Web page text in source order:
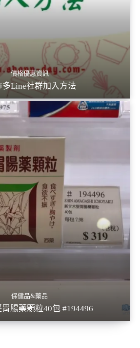
價格優惠資訊
多Line社群加入方法
保健品&藥品
腸藥顆粒40包 #194496